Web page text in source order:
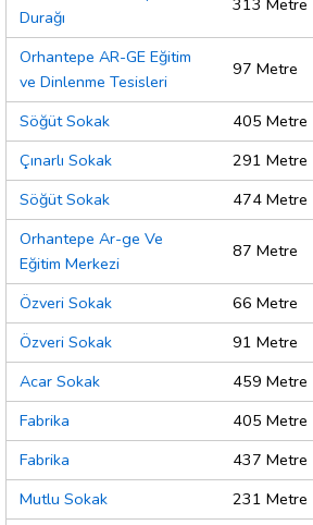
Durağı
313 Metre
Orhantepe AR-GE Eğitim
ve Dinlenme Tesisleri
97 Metre
Söğüt Sokak
405 Metre
Çınarlı Sokak
291 Metre
Söğüt Sokak
474 Metre
Orhantepe Ar-ge Ve
Eğitim Merkezi
87 Metre
Özveri Sokak
66 Metre
Özveri Sokak
91 Metre
Acar Sokak
459 Metre
Fabrika
405 Metre
Fabrika
437 Metre
Mutlu Sokak
231 Metre